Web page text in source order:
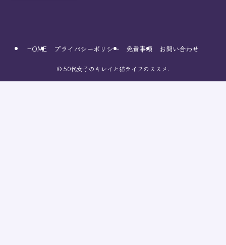
HOME プライバシーポリシー 免責事項 お問い合わせ
© 50代女子のキレイと猫ライフのススメ.